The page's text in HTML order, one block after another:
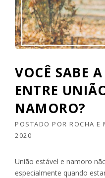
VOCÊ SABE
ENTRE
NAMORO?
POSTADO POR ROCHA E
2020
União estável e namoro
especialmente quando